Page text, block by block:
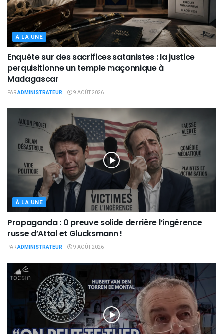
À LA UNE
Enquête sur des sacrifices satanistes : la justice
perquisitionne un temple maçonnique à
Madagascar
PARADMINISTRATEUR 9 AOÛT 2026
À LA UNE
Propaganda : 0 preuve solide derrière l’ingérence
russe d’Attal et Glucksmann !
PARADMINISTRATEUR 9 AOÛT 2026